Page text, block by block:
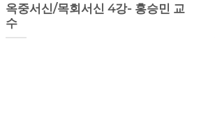
옥중서신/목회서신 4강- 홍승민 교
수